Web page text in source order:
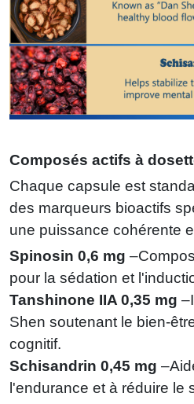
Composés actifs à
Chaque capsule est
des marqueurs bioactifs
une puissance cohérente
Spinosin 0,6 mg
pour la sédation et
Tanshinone IIA 0,35 mg
Shen soutenant le bien-
cognitif.
Schisandrin 0,45 mg
l'endurance et à réduire le